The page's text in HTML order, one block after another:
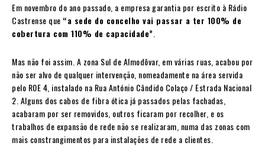
Em novembro do ano passado, a empresa garantia por escrito à Rádio
Castrense que “a sede do concelho vai passar a ter 100% de
cobertura com 110% de capacidade”
Mas não foi assim. A zona Sul de Almodôvar, em várias ruas, acabou por
não ser alvo de qualquer intervenção, nomeadamente na área servida
pelo R0E 4, instalado na Rua António Cândido Colaço / Estrada Nacional
2. Alguns dos cabos de fibra ótica já passados pelas fachadas,
acabaram por ser removidos, outros ficaram por recolher, e os
trabalhos de expansão de rede não se realizaram, numa das zonas com
mais constrangimentos para instalações de rede a clientes.